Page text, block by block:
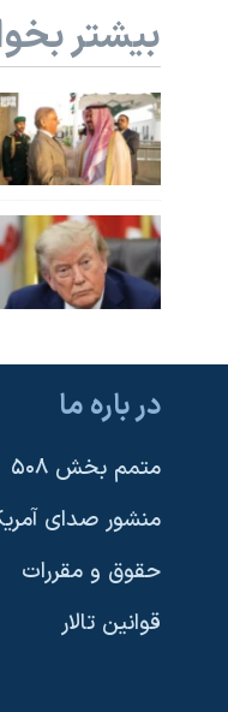
بیشتر
در باره ما
متمم بخش ۵۰۸
منشور صدای
حقوق و مقررات
قوانین تالار